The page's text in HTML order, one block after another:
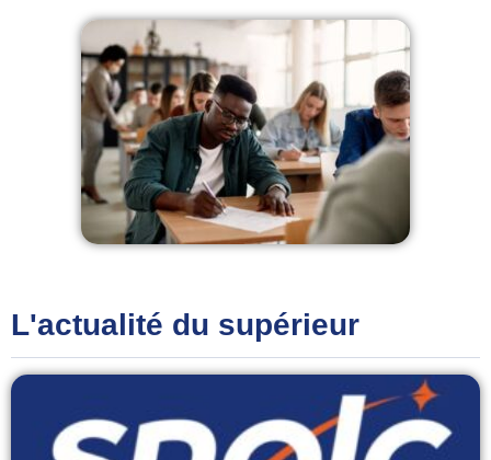
L'actualité du supérieur